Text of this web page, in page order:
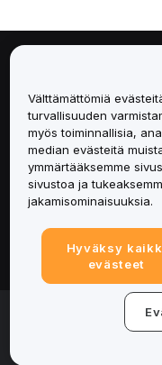
Palvelut
Tuki
Tuotteet
Lakiasiat
© 2025-2026
Välttämättömiä
turvallisuuden
myös toiminnallisia,
median evästeitä
ymmärtääksemme
sivustoa ja
jakamisominaisuuksia.
Hyväksy
evästeet